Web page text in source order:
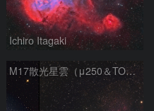
Ichiro Itagaki
M17散光星雲（μ250＆TOA130）